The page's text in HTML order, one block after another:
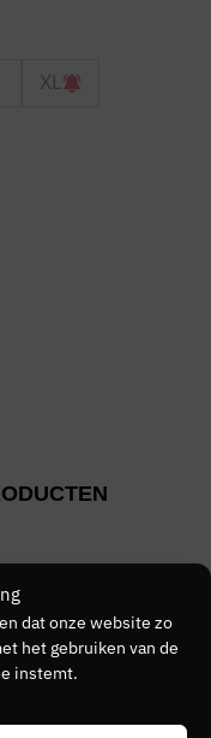
dat onze website zo
het gebruiken van de
instemt.
XL